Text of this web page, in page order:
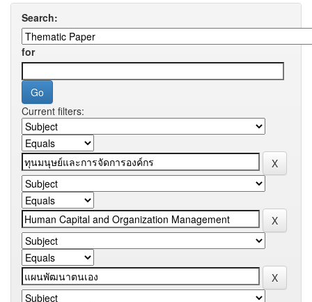
Search:
for
Current filters: